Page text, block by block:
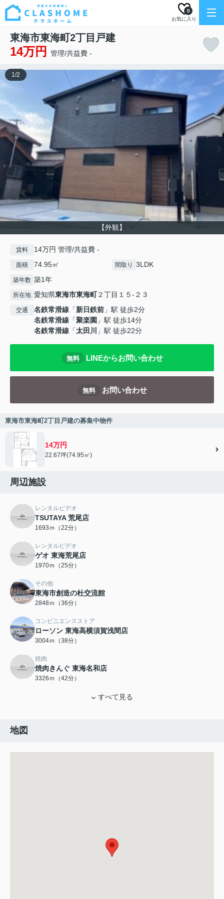
お気に入り
0
東海市東海町2丁目戸建
14万円 管理/共益費 -
【外観】
1/2
賃料 14万円 管理/共益費 -
面積 74.95㎡ 間取り 3LDK
築年数 築1年
所在地 愛知県東海市東海町２丁目１５-２３
交通 名鉄常滑線 「新日鉄前 」駅 徒歩2分
名鉄常滑線 「聚楽園 」駅 徒歩14分
名鉄常滑線 「太田川 」駅 徒歩22分
無料 LINEからお問い合わせ
無料 お問い合わせ
東海市東海町2丁目戸建の募集中物件
14万円
22.67坪(74.95㎡)
周辺施設
レンタルビデオ
TSUTAYA 荒尾店
1693ｍ（22分）
レンタルビデオ
ゲオ 東海荒尾店
1970ｍ（25分）
その他
東海市創造の杜交流館
2848ｍ（36分）
コンビニエンスストア
ローソン 東海高横須賀浅間店
3004ｍ（38分）
焼肉
焼肉きんぐ 東海名和店
3326ｍ（42分）
すべて見る
地図